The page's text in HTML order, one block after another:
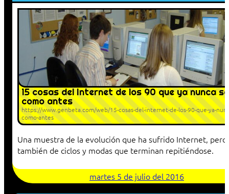
15 cosas del Internet de los 90 que ya nunca
como antes
https://www.genbeta.com/web/15-cosas-del-internet-de-los-90-que-ya-
como-antes
Una muestra de la evolución que ha sufrido Internet, pero
también de ciclos y modas que terminan repitiéndose.
martes 5 de julio del 2016